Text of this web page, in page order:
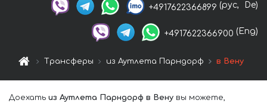
+4917622366899 (рус, De)
+4917622366900 (Eng)
Трансферы из Аутлета Парндорф в Вену
Доехать из Аутлета Парндорф в Вену вы можете,